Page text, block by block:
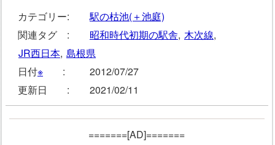
カテゴリー:
駅の枯池(＋池庭)
関連タグ :
昭和時代初期の駅舎, 木次線,
JR西日本, 島根県
日付※ :
2012/07/27
更新日 :
2021/02/11
=======[AD]=======